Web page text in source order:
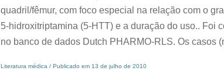
quadril/fêmur, com foco especial na relação com o
5-hidroxitriptamina (5-HTT) e a duração do uso.. Foi
no banco de dados Dutch PHARMO-RLS. Os casos
Literatura médica / Publicado em 13 de julho de 2010